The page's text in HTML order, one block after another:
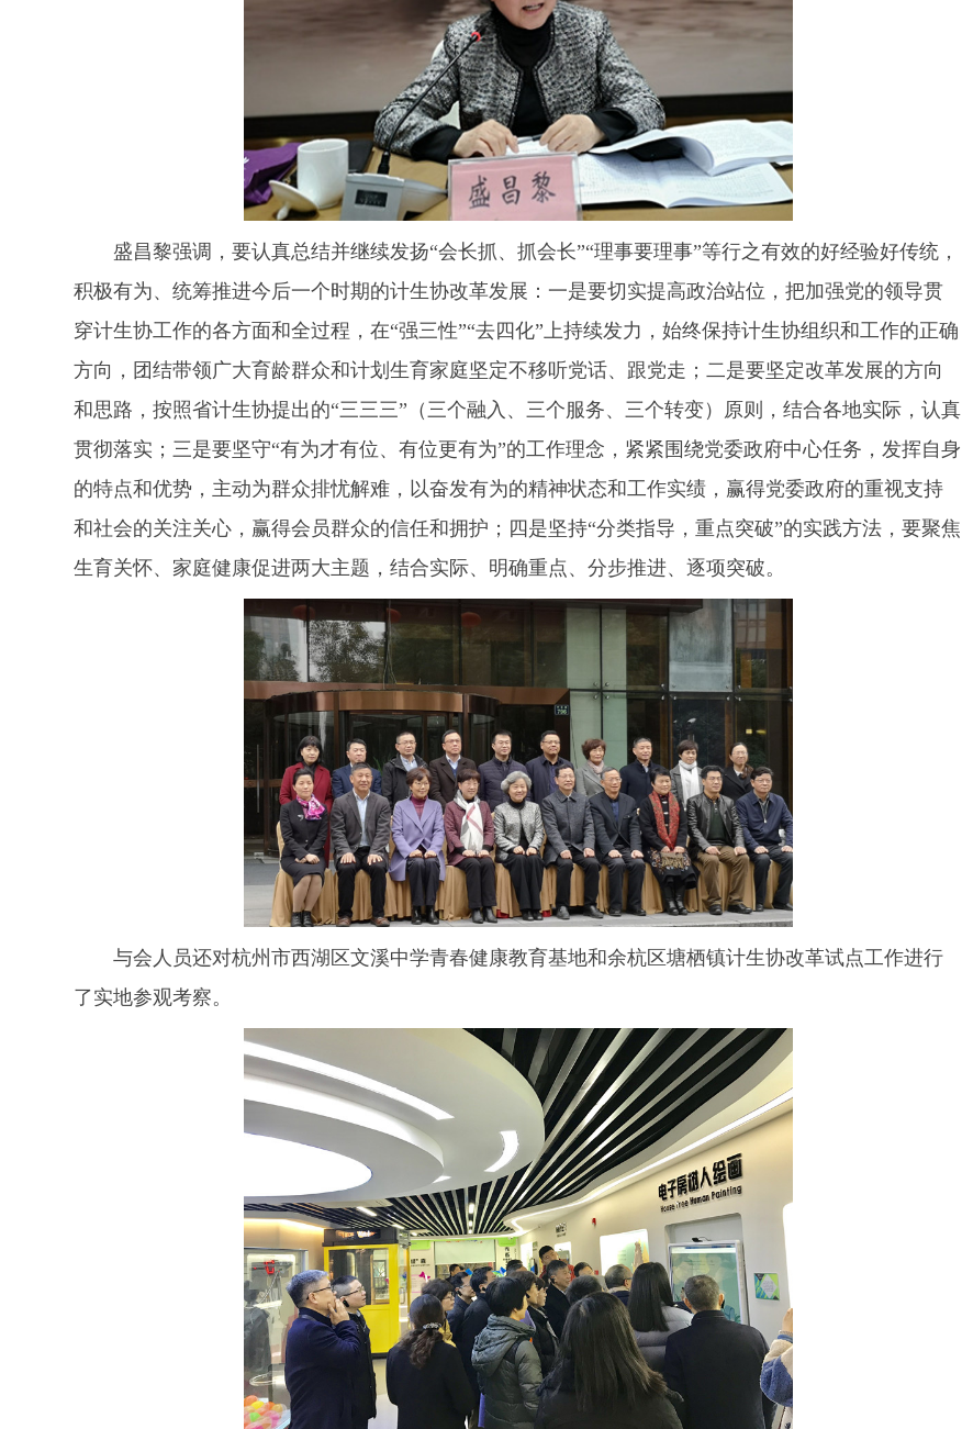
盛昌黎强调，要认真总结并继续发扬“会长抓、抓会长”“理事要理事”等行之有效的好经验好传统，
积极有为、统筹推进今后一个时期的计生协改革发展：一是要切实提高政治站位，把加强党的领导贯
穿计生协工作的各方面和全过程，在“强三性”“去四化”上持续发力，始终保持计生协组织和工作的正确
方向，团结带领广大育龄群众和计划生育家庭坚定不移听党话、跟党走；二是要坚定改革发展的方向
和思路，按照省计生协提出的“三三三”（三个融入、三个服务、三个转变）原则，结合各地实际，认真
贯彻落实；三是要坚守“有为才有位、有位更有为”的工作理念，紧紧围绕党委政府中心任务，发挥自身
的特点和优势，主动为群众排忧解难，以奋发有为的精神状态和工作实绩，赢得党委政府的重视支持
和社会的关注关心，赢得会员群众的信任和拥护；四是坚持“分类指导，重点突破”的实践方法，要聚焦
生育关怀、家庭健康促进两大主题，结合实际、明确重点、分步推进、逐项突破。
与会人员还对杭州市西湖区文溪中学青春健康教育基地和余杭区塘栖镇计生协改革试点工作进行
了实地参观考察。